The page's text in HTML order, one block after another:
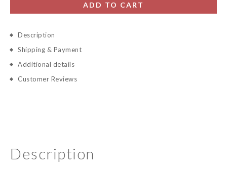
ADD TO CART
Description
Shipping & Payment
Additional details
Customer Reviews
Description